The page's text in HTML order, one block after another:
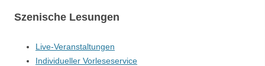
Szenische Lesungen
Live-Veranstaltungen
Individueller Vorleseservice